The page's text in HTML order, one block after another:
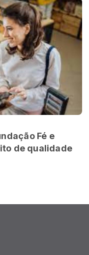
Fé e
de qualidade